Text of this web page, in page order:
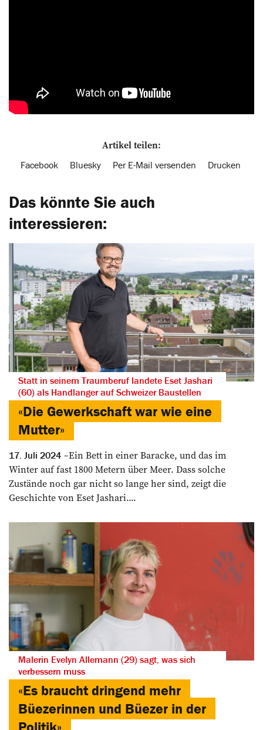
Artikel teilen:
Facebook Bluesky Per E-Mail versenden Drucken
Das könnte Sie auch
interessieren:
Statt in seinem Traumberuf landete Eset Jashari
(60) als Handlanger auf Schweizer Baustellen
«Die Gewerkschaft war wie eine
Mutter»
17. Juli 2024
Ein Bett in einer Baracke, und das im
Winter auf fast 1800 Metern über Meer. Dass solche
Zustände noch gar nicht so lange her sind, zeigt die
Geschichte von Eset Jashari....
Malerin Evelyn Allemann (29) sagt, was sich
verbessern muss
«Es braucht dringend mehr
Büezerinnen und Büezer in der